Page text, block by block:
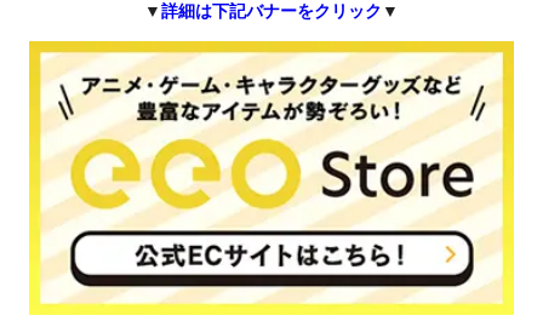
▼詳細は下記バナーをクリック ▼